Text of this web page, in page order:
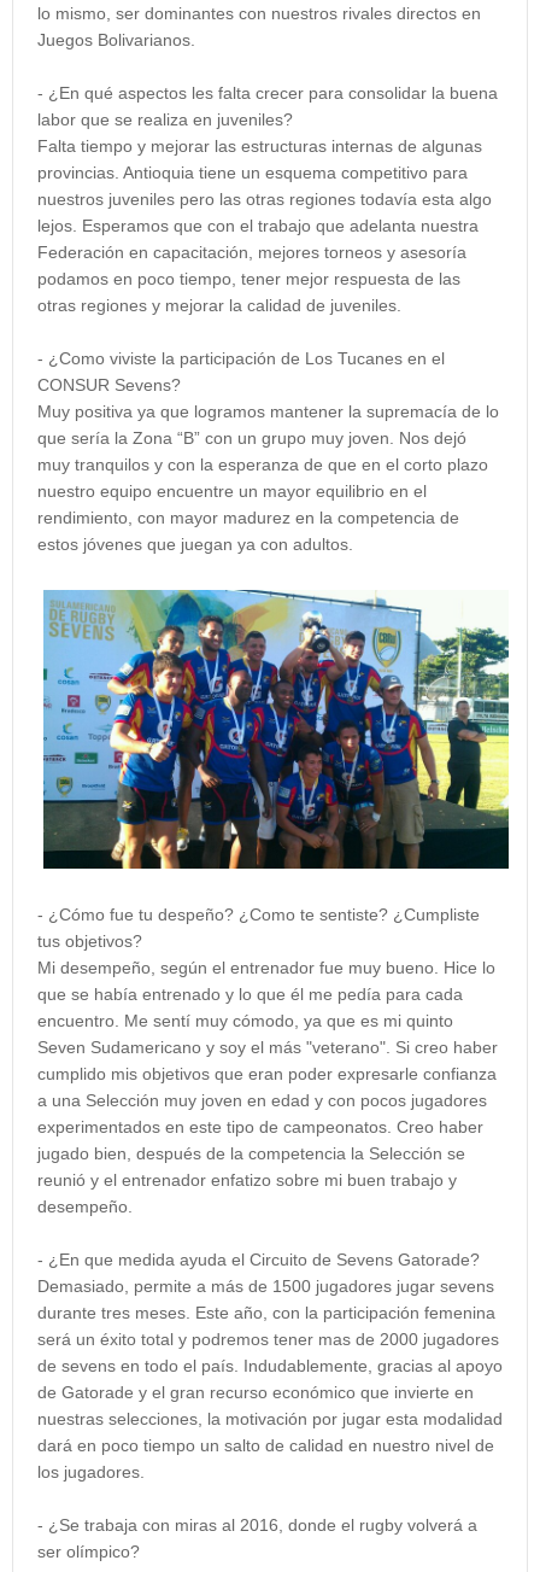
lo mismo, ser dominantes con nuestros rivales directos en
Juegos Bolivarianos.
- ¿En qué aspectos les falta crecer para consolidar la buena
labor que se realiza en juveniles?
Falta tiempo y mejorar las estructuras internas de algunas
provincias. Antioquia tiene un esquema competitivo para
nuestros juveniles pero las otras regiones todavía esta algo
lejos. Esperamos que con el trabajo que adelanta nuestra
Federación en capacitación, mejores torneos y asesoría
podamos en poco tiempo, tener mejor respuesta de las
otras regiones y mejorar la calidad de juveniles.
- ¿Como viviste la participación de Los Tucanes en el
CONSUR Sevens?
Muy positiva ya que logramos mantener la supremacía de lo
que sería la Zona “B” con un grupo muy joven. Nos dejó
muy tranquilos y con la esperanza de que en el corto plazo
nuestro equipo encuentre un mayor equilibrio en el
rendimiento, con mayor madurez en la competencia de
estos jóvenes que juegan ya con adultos.
- ¿Cómo fue tu despeño? ¿Como te sentiste? ¿Cumpliste
tus objetivos?
Mi desempeño, según el entrenador fue muy bueno. Hice lo
que se había entrenado y lo que él me pedía para cada
encuentro. Me sentí muy cómodo, ya que es mi quinto
Seven Sudamericano y soy el más "veterano". Si creo haber
cumplido mis objetivos que eran poder expresarle confianza
a una Selección muy joven en edad y con pocos jugadores
experimentados en este tipo de campeonatos. Creo haber
jugado bien, después de la competencia la Selección se
reunió y el entrenador enfatizo sobre mi buen trabajo y
desempeño.
- ¿En que medida ayuda el Circuito de Sevens Gatorade?
Demasiado, permite a más de 1500 jugadores jugar sevens
durante tres meses. Este año, con la participación femenina
será un éxito total y podremos tener mas de 2000 jugadores
de sevens en todo el país. Indudablemente, gracias al apoyo
de Gatorade y el gran recurso económico que invierte en
nuestras selecciones, la motivación por jugar esta modalidad
dará en poco tiempo un salto de calidad en nuestro nivel de
los jugadores.
- ¿Se trabaja con miras al 2016, donde el rugby volverá a
ser olímpico?